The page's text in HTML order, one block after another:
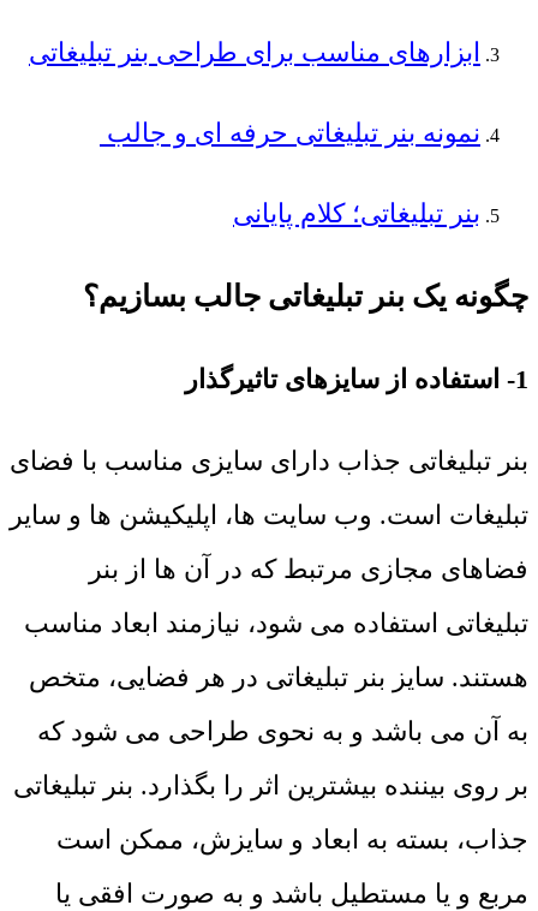
ابزارهای مناسب برای طراحی بنر تبلیغاتی
نمونه بنر تبلیغاتی حرفه ای و جالب
بنر تبلیغاتی؛ کلام پایانی
چگونه یک بنر تبلیغاتی جالب بسازیم؟
1- استفاده از سایزهای تاثیرگذار
بنر تبلیغاتی جذاب دارای سایزی مناسب با فضای
تبلیغات است. وب سایت ها، اپلیکیشن ها و سایر
فضاهای مجازی مرتبط که در آن ها از بنر
تبلیغاتی استفاده می شود، نیازمند ابعاد مناسب
هستند. سایز بنر تبلیغاتی در هر فضایی، متخص
به آن می باشد و به نحوی طراحی می شود که
بر روی بیننده بیشترین اثر را بگذارد. بنر تبلیغاتی
جذاب، بسته به ابعاد و سایزش، ممکن است
مربع و یا مستطیل باشد و به صورت افقی یا